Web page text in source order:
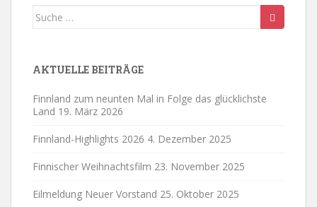
Suche
AKTUELLE BEITRÄGE
Finnland zum neunten Mal in Folge das glücklichste
Land 19. März 2026
Finnland-Highlights 2026 4. Dezember 2025
Finnischer Weihnachtsfilm 23. November 2025
Eilmeldung Neuer Vorstand 25. Oktober 2025